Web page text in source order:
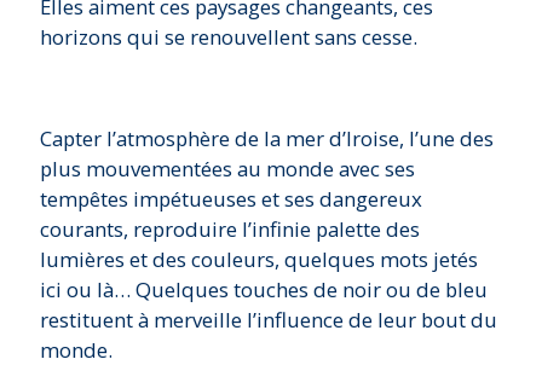
Elles aiment ces paysages changeants, ces
horizons qui se renouvellent sans cesse.
Capter l’atmosphère de la mer d’Iroise, l’une des
plus mouvementées au monde avec ses
tempêtes impétueuses et ses dangereux
courants, reproduire l’infinie palette des
lumières et des couleurs, quelques mots jetés
ici ou là… Quelques touches de noir ou de bleu
restituent à merveille l’influence de leur bout du
monde.